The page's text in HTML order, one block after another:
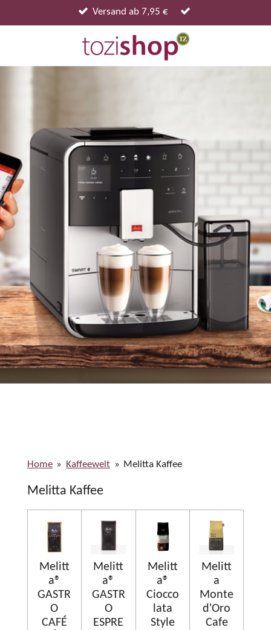
Hauptinhalt
Versand ab 7,95 €
Home » Kaffeewelt » Melitta Kaffee
Melitta Kaffee
Melitt
a®
GASTR
O
CAFÉ
Melitt
a®
GASTR
O
ESPRE
Melitt
a®
Ciocco
lata
Style
Melitt
a
Monte
d'Oro
Cafe